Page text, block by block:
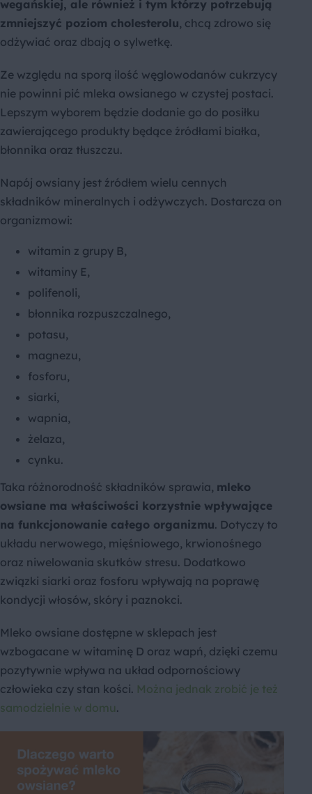
wegańskiej, ale również i tym którzy potrzebują
zmniejszyć poziom cholesterolu, chcą zdrowo się
odżywiać oraz dbają o sylwetkę.
Ze względu na sporą ilość węglowodanów cukrzycy
nie powinni pić mleka owsianego w czystej postaci.
Lepszym wyborem będzie dodanie go do posiłku
zawierającego produkty będące źródłami białka,
błonnika oraz tłuszczu.
Napój owsiany jest źródłem wielu cennych
składników mineralnych i odżywczych. Dostarcza on
organizmowi:
witamin z grupy B,
witaminy E,
polifenoli,
błonnika rozpuszczalnego,
potasu,
magnezu,
fosforu,
siarki,
wapnia,
żelaza,
cynku.
Taka różnorodność składników sprawia, mleko
owsiane ma właściwości korzystnie wpływające
na funkcjonowanie całego organizmu. Dotyczy to
układu nerwowego, mięśniowego, krwionośnego
oraz niwelowania skutków stresu. Dodatkowo
związki siarki oraz fosforu wpływają na poprawę
kondycji włosów, skóry i paznokci.
Mleko owsiane dostępne w sklepach jest
wzbogacane w witaminę D oraz wapń, dzięki czemu
pozytywnie wpływa na układ odpornościowy
człowieka czy stan kości. Można jednak zrobić je też
samodzielnie w domu.